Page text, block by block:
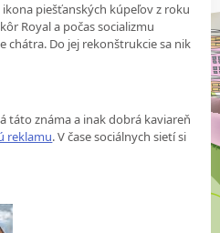
ikona piešťanských kúpeľov z roku
Royal a počas socializmu
chátra. Do jej rekonštrukcie sa nik
táto známa a inak dobrá kaviareň
reklamu. V čase sociálnych sietí si